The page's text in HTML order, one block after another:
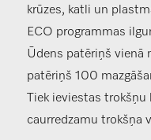
krūzes, katli un
ECO programmas
Ūdens patēriņš vienā
patēriņš 100
Tiek ieviestas
caurredzamu trokšņa